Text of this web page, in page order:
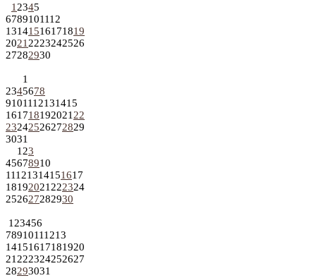
1 2345
6789101112
13141516171819
2021 2223242526
27282930
1
2345678
9101112131415
161718192021 22
23242526272829
3031
1 23
45678910
11121314151617
18192021 222324
252627282930
1 23456
78910111213
14151617181920
21 222324252627
28293031